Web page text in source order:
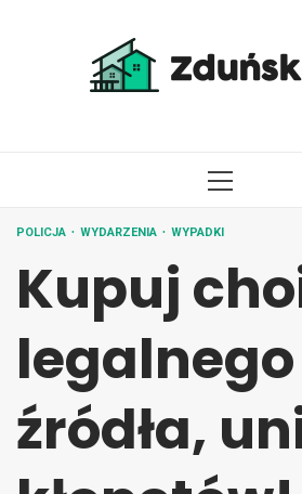
PRIMARY
POLICJA WYDARZENIA WYPADKI
Kupuj
legalnego
źródła,